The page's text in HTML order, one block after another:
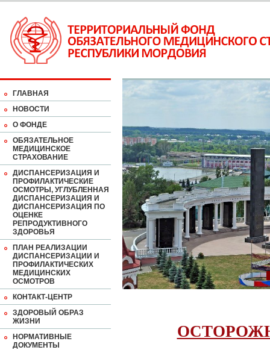
ГЛАВНАЯ
НОВОСТИ
О ФОНДЕ
ОБЯЗАТЕЛЬНОЕ
МЕДИЦИНСКОЕ
СТРАХОВАНИЕ
ДИСПАНСЕРИЗАЦИЯ И
ПРОФИЛАКТИЧЕСКИЕ
ОСМОТРЫ, УГЛУБЛЕННАЯ
ДИСПАНСЕРИЗАЦИЯ И
ДИСПАНСЕРИЗАЦИЯ ПО
ОЦЕНКЕ
РЕПРОДУКТИВНОГО
ЗДОРОВЬЯ
ПЛАН РЕАЛИЗАЦИИ
ДИСПАНСЕРИЗАЦИИ И
ПРОФИЛАКТИЧЕСКИХ
МЕДИЦИНСКИХ
ОСМОТРОВ
КОНТАКТ-ЦЕНТР
ЗДОРОВЫЙ ОБРАЗ
ЖИЗНИ
НОРМАТИВНЫЕ
ДОКУМЕНТЫ